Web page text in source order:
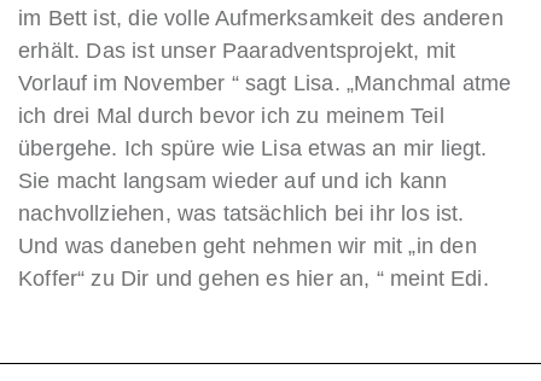
im Bett ist, die volle Aufmerksamkeit des anderen
erhält. Das ist unser Paaradventsprojekt, mit
Vorlauf im November “ sagt Lisa. „Manchmal atme
ich drei Mal durch bevor ich zu meinem Teil
übergehe. Ich spüre wie Lisa etwas an mir liegt.
Sie macht langsam wieder auf und ich kann
nachvollziehen, was tatsächlich bei ihr los ist.
Und was daneben geht nehmen wir mit „in den
Koffer“ zu Dir und gehen es hier an, “ meint Edi.